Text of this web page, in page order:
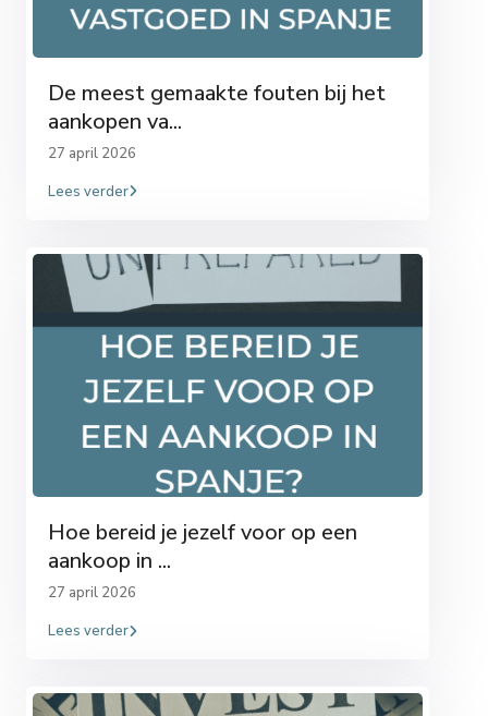
De meest gemaakte fouten bij het
aankopen va...
27 april 2026
Lees verder
Hoe bereid je jezelf voor op een
aankoop in ...
27 april 2026
Lees verder